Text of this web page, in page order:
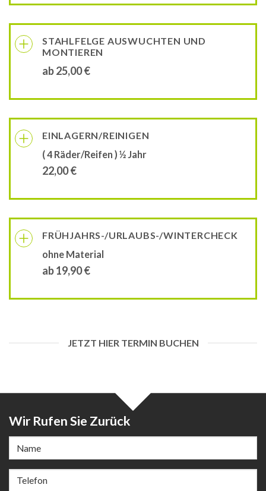
STAHLFELGE AUSWUCHTEN UND
MONTIEREN
ab 25,00 €
EINLAGERN/REINIGEN
( 4 Räder/Reifen ) ½ Jahr
22,00 €
FRÜHJAHRS-/URLAUBS-/WINTERCHECK
ohne Material
ab 19,90 €
JETZT HIER TERMIN BUCHEN
Wir Rufen Sie Zurück